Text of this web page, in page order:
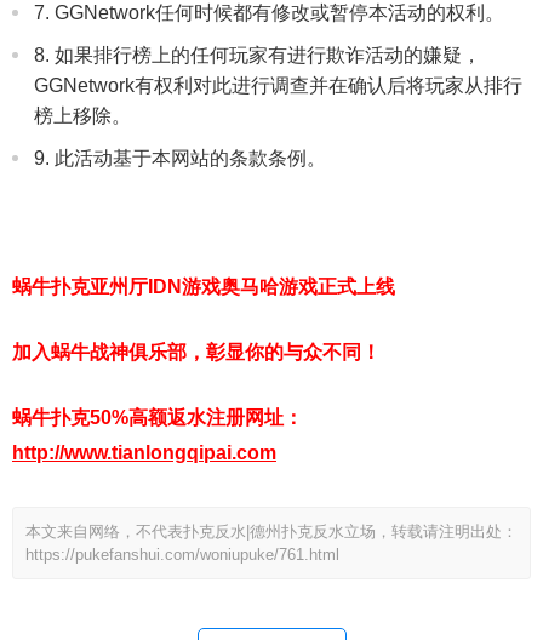
7. GGNetwork任何时候都有修改或暂停本活动的权利。
8. 如果排行榜上的任何玩家有进行欺诈活动的嫌疑，
GGNetwork有权利对此进行调查并在确认后将玩家从排行
榜上移除。
9. 此活动基于本网站的条款条例。
蜗牛扑克亚州厅IDN游戏奥马哈游戏正式上线
加入蜗牛战神俱乐部，彰显你的与众不同！
蜗牛扑克50%高额返水注册网址：
http://www.tianlongqipai.com
本文来自网络，不代表扑克反水|德州扑克反水立场，转载请注明出处：
https://pukefanshui.com/woniupuke/761.html